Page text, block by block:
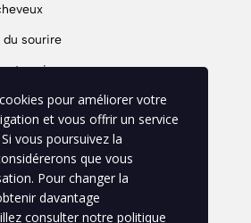
du sourire
pour améliorer votre
et vous offrir un service
vous poursuivez la
que vous
Pour changer la
davantage
consulter notre politique